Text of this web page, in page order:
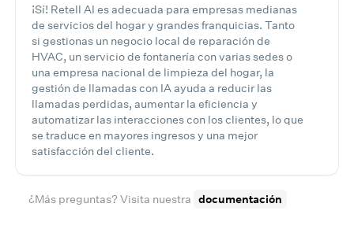
¡Sí! Retell AI es adecuada para empresas medianas
de servicios del hogar y grandes franquicias. Tanto
si gestionas un negocio local de reparación de
HVAC, un servicio de fontanería con varias sedes o
una empresa nacional de limpieza del hogar, la
gestión de llamadas con IA ayuda a reducir las
llamadas perdidas, aumentar la eficiencia y
automatizar las interacciones con los clientes, lo que
se traduce en mayores ingresos y una mejor
satisfacción del cliente.
¿Más preguntas? Visita nuestra documentación